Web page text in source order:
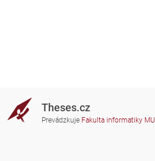
Theses.cz
Prevádzkuje Fakulta informatiky MU